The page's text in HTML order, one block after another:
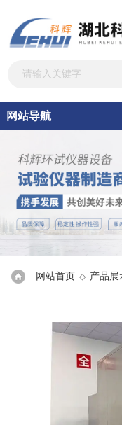
网站导航
网站首页 ◇ 产品展
水试验装置> IP防护等级